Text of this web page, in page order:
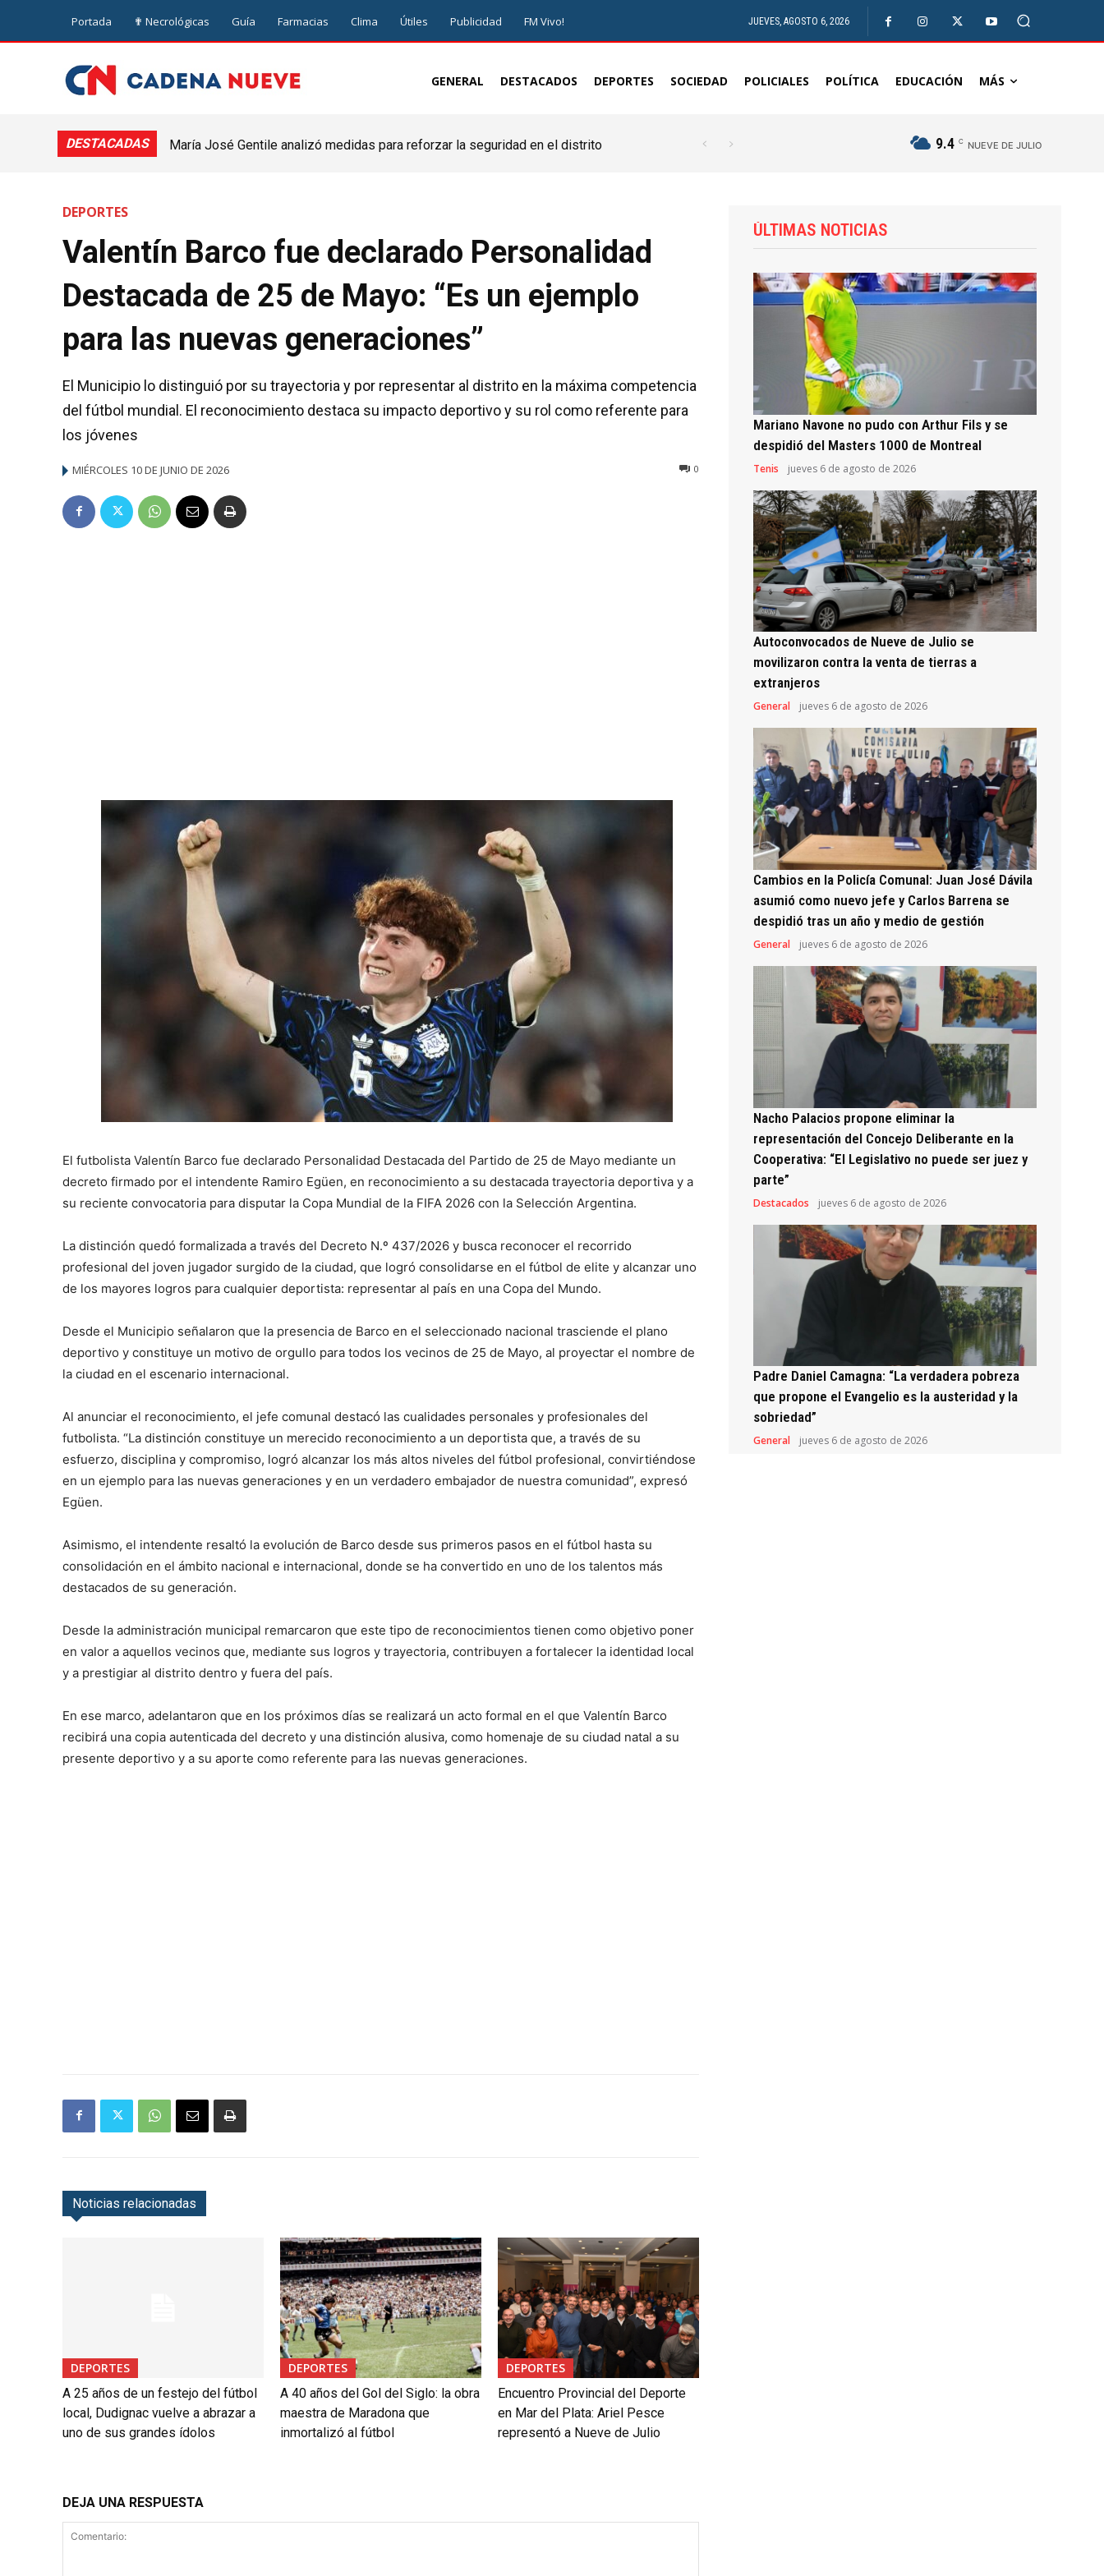
Portada ✟ Necrológicas Guía Farmacias Clima Útiles Publicidad FM Vivo! JUEVES, AGOSTO 6, 2026
GENERAL DESTACADOS DEPORTES SOCIEDAD POLICIALES POLÍTICA EDUCACIÓN MÁS
DESTACADAS
María José Gentile analizó medidas para reforzar la seguridad en el distrito
9.4 C NUEVE DE JULIO
DEPORTES
Valentín Barco fue declarado Personalidad
Destacada de 25 de Mayo: “Es un ejemplo
para las nuevas generaciones”
El Municipio lo distinguió por su trayectoria y por representar al distrito en la máxima competencia
del fútbol mundial. El reconocimiento destaca su impacto deportivo y su rol como referente para
los jóvenes
MIÉRCOLES 10 DE JUNIO DE 2026 0
El futbolista Valentín Barco fue declarado Personalidad Destacada del Partido de 25 de Mayo mediante un
decreto firmado por el intendente Ramiro Egüen, en reconocimiento a su destacada trayectoria deportiva y a
su reciente convocatoria para disputar la Copa Mundial de la FIFA 2026 con la Selección Argentina.
La distinción quedó formalizada a través del Decreto N.º 437/2026 y busca reconocer el recorrido
profesional del joven jugador surgido de la ciudad, que logró consolidarse en el fútbol de elite y alcanzar uno
de los mayores logros para cualquier deportista: representar al país en una Copa del Mundo.
Desde el Municipio señalaron que la presencia de Barco en el seleccionado nacional trasciende el plano
deportivo y constituye un motivo de orgullo para todos los vecinos de 25 de Mayo, al proyectar el nombre de
la ciudad en el escenario internacional.
Al anunciar el reconocimiento, el jefe comunal destacó las cualidades personales y profesionales del
futbolista. “La distinción constituye un merecido reconocimiento a un deportista que, a través de su
esfuerzo, disciplina y compromiso, logró alcanzar los más altos niveles del fútbol profesional, convirtiéndose
en un ejemplo para las nuevas generaciones y en un verdadero embajador de nuestra comunidad”, expresó
Egüen.
Asimismo, el intendente resaltó la evolución de Barco desde sus primeros pasos en el fútbol hasta su
consolidación en el ámbito nacional e internacional, donde se ha convertido en uno de los talentos más
destacados de su generación.
Desde la administración municipal remarcaron que este tipo de reconocimientos tienen como objetivo poner
en valor a aquellos vecinos que, mediante sus logros y trayectoria, contribuyen a fortalecer la identidad local
y a prestigiar al distrito dentro y fuera del país.
En ese marco, adelantaron que en los próximos días se realizará un acto formal en el que Valentín Barco
recibirá una copia autenticada del decreto y una distinción alusiva, como homenaje de su ciudad natal a su
presente deportivo y a su aporte como referente para las nuevas generaciones.
Noticias relacionadas
DEPORTES
A 25 años de un festejo del fútbol
local, Dudignac vuelve a abrazar a
uno de sus grandes ídolos
DEPORTES
A 40 años del Gol del Siglo: la obra
maestra de Maradona que
inmortalizó al fútbol
DEPORTES
Encuentro Provincial del Deporte
en Mar del Plata: Ariel Pesce
representó a Nueve de Julio
DEJA UNA RESPUESTA
ÚLTIMAS NOTICIAS
Mariano Navone no pudo con Arthur Fils y se
despidió del Masters 1000 de Montreal
Tenis jueves 6 de agosto de 2026
Autoconvocados de Nueve de Julio se
movilizaron contra la venta de tierras a
extranjeros
General jueves 6 de agosto de 2026
Cambios en la Policía Comunal: Juan José Dávila
asumió como nuevo jefe y Carlos Barrena se
despidió tras un año y medio de gestión
General jueves 6 de agosto de 2026
Nacho Palacios propone eliminar la
representación del Concejo Deliberante en la
Cooperativa: “El Legislativo no puede ser juez y
parte”
Destacados jueves 6 de agosto de 2026
Padre Daniel Camagna: “La verdadera pobreza
que propone el Evangelio es la austeridad y la
sobriedad”
General jueves 6 de agosto de 2026